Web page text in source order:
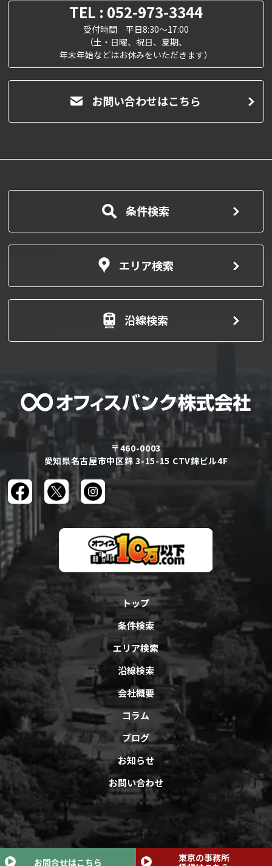
TEL : 052-973-3344
受付時間 平日8:30～17:00
（土・日曜、祝日、夏期、
年末年始などはお休みをいただきます）
お問い合わせはこちら
条件検索
エリア検索
沿線検索
〒460-0003
愛知県名古屋市中区錦 3-15-15 CTV錦ビル4F
トップ
条件検索
エリア検索
沿線検索
会社概要
コラム
ブログ
お知らせ
お問い合わせ
Copyright © オフィスバンクAll Rights Reserved.
お問合せはこちら
東京の事務所